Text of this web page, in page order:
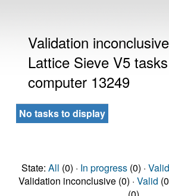
Validation
Lattice Sieve V5
computer 13249
No tasks to display
State: All (0) · In progress(0) ·
Validation inconclusive (0) · Valid